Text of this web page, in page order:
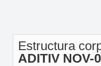
Estructura
ADITIV NOV-